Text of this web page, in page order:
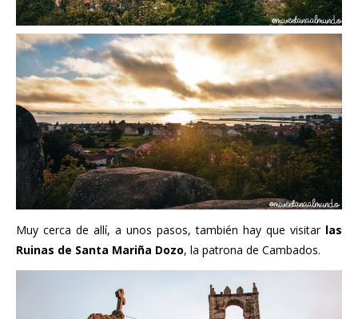
Muy cerca de allí, a unos pasos, también hay que visitar las
Ruinas de Santa Mariña Dozo, la patrona de Cambados.